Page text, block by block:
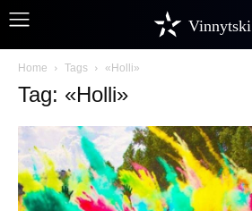
Vinnytski
Home Tags «Holli»
Tag: «Holli»